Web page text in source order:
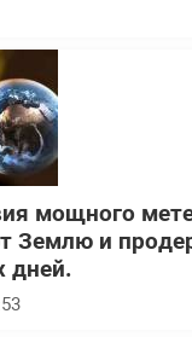
мощного
Землю и
дней.